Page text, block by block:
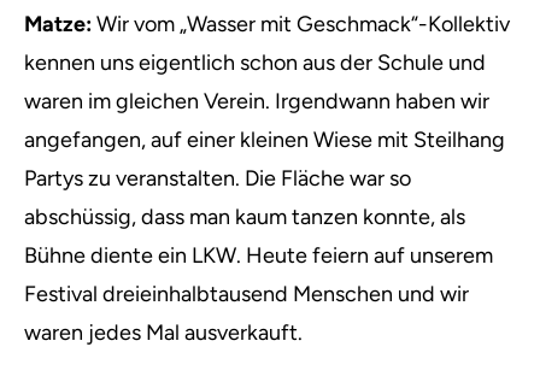
Matze:Wir vom „Wasser mit Geschmack“-Kollektiv
kennen uns eigentlich schon aus der Schule und
waren im gleichen Verein. Irgendwann haben wir
angefangen, auf einer kleinen Wiese mit Steilhang
Partys zu veranstalten. Die Fläche war so
abschüssig, dass man kaum tanzen konnte, als
Bühne diente ein LKW. Heute feiern auf unserem
Festival dreieinhalbtausend Menschen und wir
waren jedes Mal ausverkauft.